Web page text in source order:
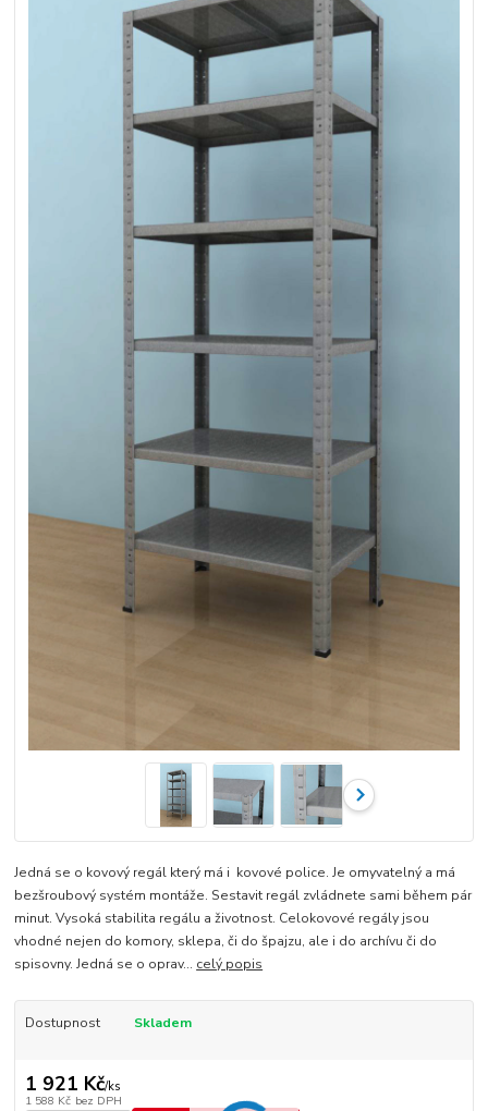
Jedná se o kovový regál který má i kovové police. Je omyvatelný a má
bezšroubový systém montáže. Sestavit regál zvládnete sami během pár
minut. Vysoká stabilita regálu a životnost. Celokovové regály jsou
vhodné nejen do komory, sklepa, či do špajzu, ale i do archívu či do
spisovny. Jedná se o oprav... celý popis
Dostupnost Skladem
1 921 Kč/ks
1 588 Kč bez DPH